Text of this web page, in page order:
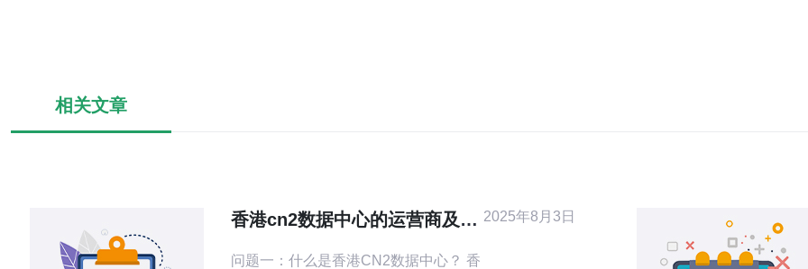
相关文章
香港cn2数据中心的运营商及其
问题一：什么是香港CN2数据中心？ 香
2025年8月3日